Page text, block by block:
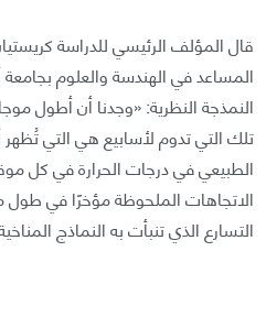
قال المؤلف الرئيسي للدراسة
المساعد في الهندسة والعلوم
النمذجة النظرية: «وجدنا أن أطول
تلك التي تدوم لأسابيع هي التي تُظهر
الطبيعي في درجات الحرارة في كل
الاتجاهات الملحوظة مؤخرًا في طول
التسارع الذي تنبأت به النماذج